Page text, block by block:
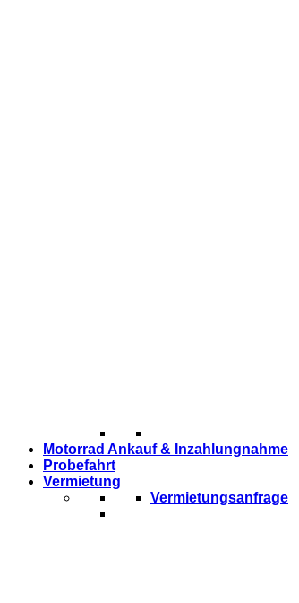
Motorrad Ankauf & Inzahlungnahme
Probefahrt
Vermietung
Vermietungsanfrage